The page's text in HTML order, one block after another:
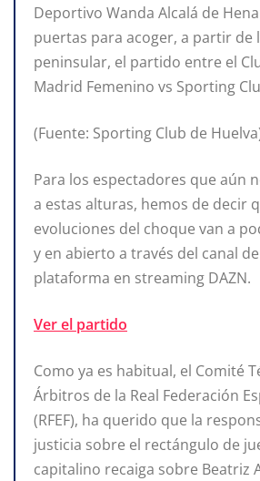
Deportivo Wanda Alcalá de
puertas para acoger, a partir de
peninsular, el partido entre el
Madrid Femenino vs Sporting
(Fuente: Sporting Club de
Para los espectadores que aún
a estas alturas, hemos de decir
evoluciones del choque van a
y en abierto a través del canal
plataforma en streaming DAZN.
Ver el partido
Como ya es habitual, el Comité
Árbitros de la Real Federación
(RFEF), ha querido que la
justicia sobre el rectángulo de
capitalino recaiga sobre Beatriz